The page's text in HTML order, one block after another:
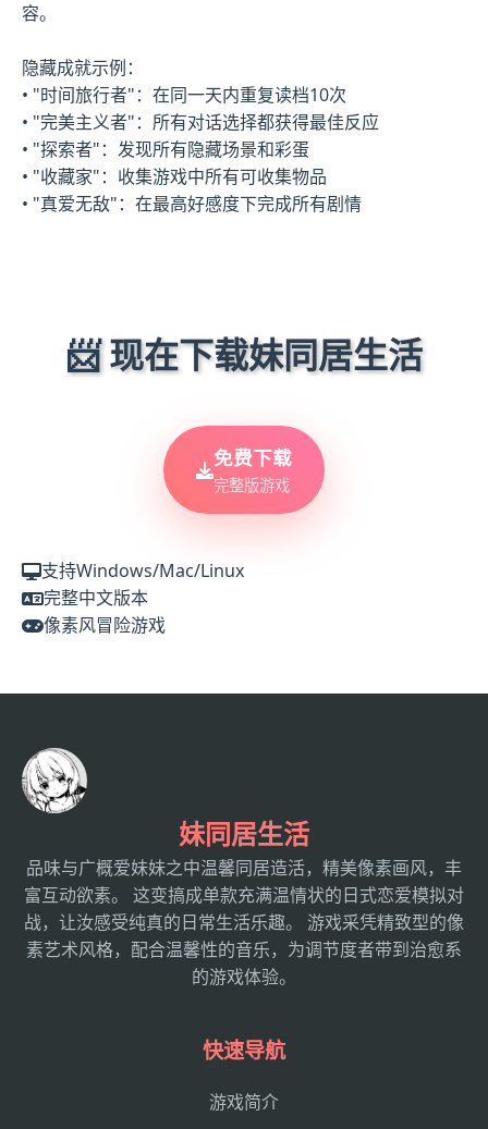
容。
隐藏成就示例：
• "时间旅行者"：在同一天内重复读档10次
• "完美主义者"：所有对话选择都获得最佳反应
• "探索者"：发现所有隐藏场景和彩蛋
• "收藏家"：收集游戏中所有可收集物品
• "真爱无敌"：在最高好感度下完成所有剧情
📨 现在下载妹同居生活
免费下载
完整版游戏
支持Windows/Mac/Linux
完整中文版本
像素风冒险游戏
妹同居生活
品味与广概爱妹妹之中温馨同居造活，精美像素画风，丰
富互动欲素。 这变搞成单款充满温情状的日式恋爱模拟对
战，让汝感受纯真的日常生活乐趣。 游戏采凭精致型的像
素艺术风格，配合温馨性的音乐，为调节度者带到治愈系
的游戏体验。
快速导航
游戏简介